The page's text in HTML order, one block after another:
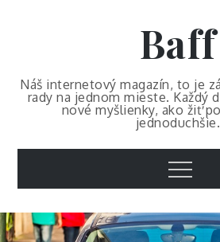
Baff
Náš internetový magazín, to je
rady na jednom mieste. Každý
nové myšlienky, ako žiť
jednoduchšie.
Menu